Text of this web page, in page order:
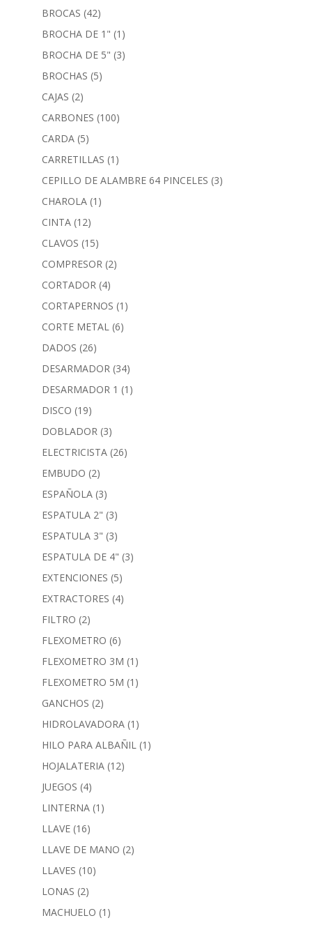
BROCAS (42)
BROCHA DE 1" (1)
BROCHA DE 5" (3)
BROCHAS (5)
CAJAS (2)
CARBONES (100)
CARDA (5)
CARRETILLAS (1)
CEPILLO DE ALAMBRE 64 PINCELES (3)
CHAROLA (1)
CINTA (12)
CLAVOS (15)
COMPRESOR (2)
CORTADOR (4)
CORTAPERNOS (1)
CORTE METAL (6)
DADOS (26)
DESARMADOR (34)
DESARMADOR 1 (1)
DISCO (19)
DOBLADOR (3)
ELECTRICISTA (26)
EMBUDO (2)
ESPAÑOLA (3)
ESPATULA 2" (3)
ESPATULA 3" (3)
ESPATULA DE 4" (3)
EXTENCIONES (5)
EXTRACTORES (4)
FILTRO (2)
FLEXOMETRO (6)
FLEXOMETRO 3M (1)
FLEXOMETRO 5M (1)
GANCHOS (2)
HIDROLAVADORA (1)
HILO PARA ALBAÑIL (1)
HOJALATERIA (12)
JUEGOS (4)
LINTERNA (1)
LLAVE (16)
LLAVE DE MANO (2)
LLAVES (10)
LONAS (2)
MACHUELO (1)